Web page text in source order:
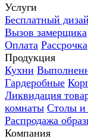
Услуги
Бесплатный
Вызов замерщика
Оплата Рассрочка
Продукция
Кухни
Гардеробные
Ликвидация
комнаты Столы и
Распродажа
Компания